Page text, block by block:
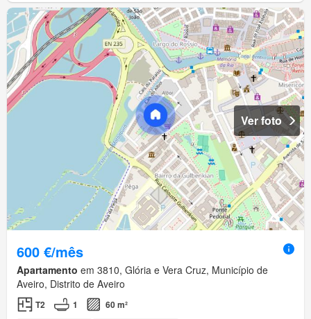
Ver foto
600 €/mês
Apartamento em 3810, Glória e Vera Cruz, Município de
Aveiro, Distrito de Aveiro
T2 1 60 m²